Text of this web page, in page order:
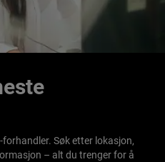
Søk etter lokasjon,
– alt du trenger for å